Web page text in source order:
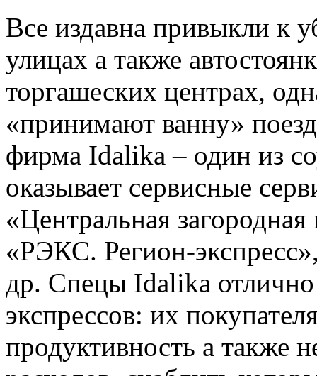
Все издавна привыкли к
улицах а также
торгашеских центрах,
«принимают ванну»
фирма Idalika – один из
оказывает сервисные
«Центральная
«РЭКС. Регион-
др. Спецы Idalika
экспрессов: их
продуктивность а также